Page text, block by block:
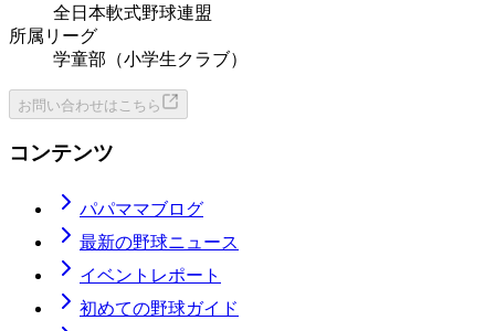
全日本軟式野球連盟
所属リーグ
学童部（小学生クラブ）
お問い合わせはこちら
コンテンツ
パパママブログ
最新の野球ニュース
イベントレポート
初めての野球ガイド